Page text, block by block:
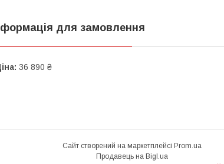
для замовлення
36 890 ₴
Сайт створений на маркетплейсі Prom.ua
Продавець на Bigl.ua